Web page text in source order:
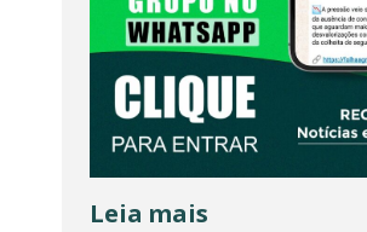
Leia mais